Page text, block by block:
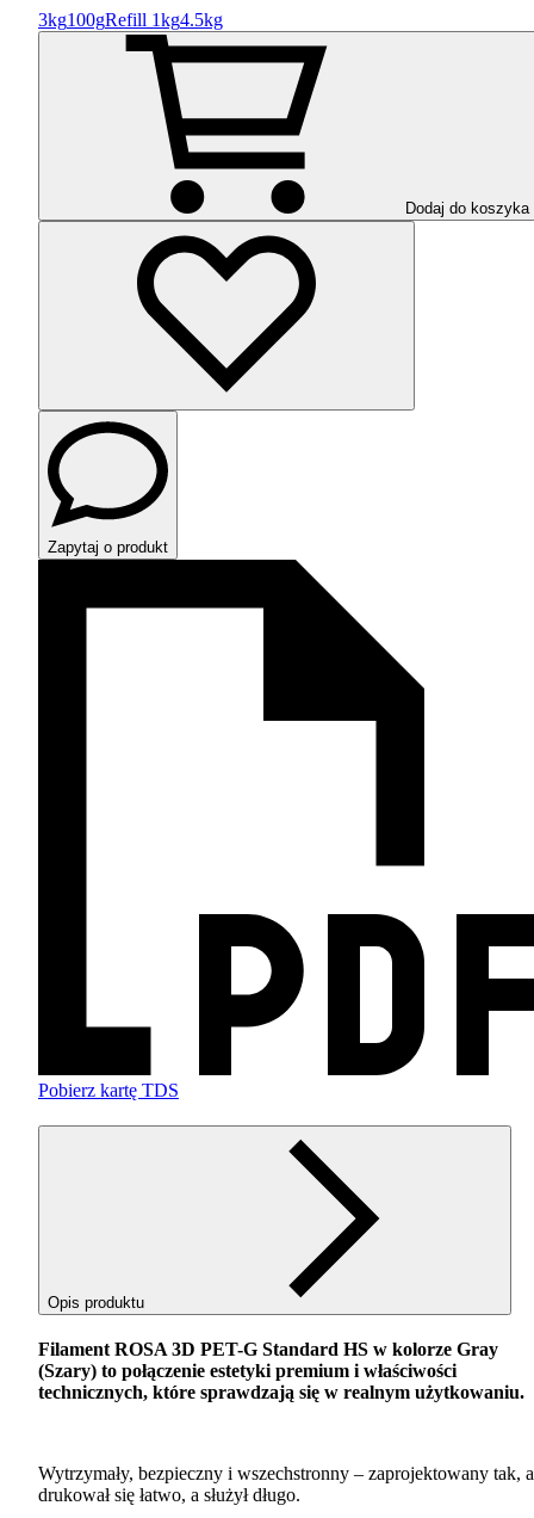
3kg100gRefill 1kg4.5kg
Dodaj do koszyka
Zapytaj o produkt
Pobierz kartę TDS
Opis produktu
Filament ROSA 3D PET-G Standard HS w kolorze Gray
(Szary) to połączenie estetyki premium i właściwości
technicznych, które sprawdzają się w realnym użytkowaniu.
Wytrzymały, bezpieczny i wszechstronny – zaprojektowany tak,
drukował się łatwo, a służył długo.